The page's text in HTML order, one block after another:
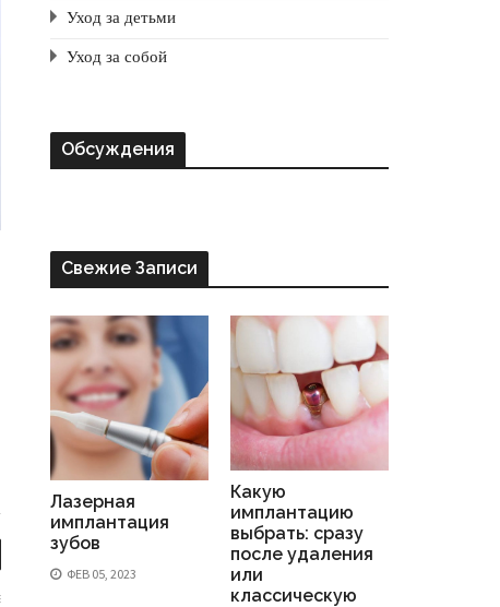
Уход за детьми
Уход за собой
Обсуждения
Свежие Записи
Лазерная
имплантация
зубов
ФЕВ 05, 2023
Какую
имплантацию
выбрать: сразу
после удаления
или
классическую